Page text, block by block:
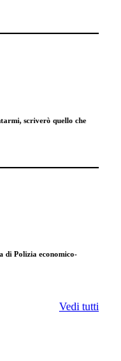
scriverò quello che
di Polizia economico-
Vedi tutti